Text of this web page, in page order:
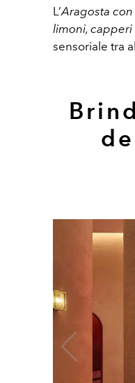
L’Aragosta
limoni,
sensoriale tra